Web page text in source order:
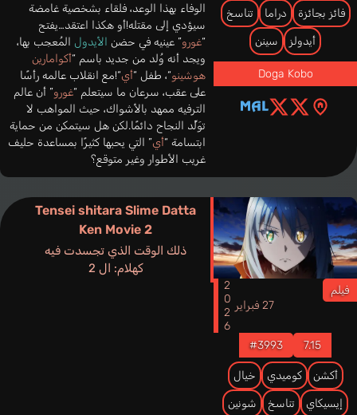
فائز بجائزة دراما تناسخ
أيدولز سينن
Doga Kobo
الوفاء بهذا الوعد، فلقاء بشخصية غامضة
سيؤدي إلى مقتله!أو هكذا اعتقد…يفتح
“غورو” عينيه في حضن الأيدول المُعجب بها،
ويجد أنه وُلد من جديد باسم “أكوامارين
هوشينو“، طفل “أي“!مع انقلاب عالمه رأسًا
على عقب، سرعان ما سيتعلم “غورو” أن عالم
الترفيه ممهد بالأشواك، حيث المواهب لا
توَلِّد النجاح دائمًا.لكن هل سيتمكن من حماية
ابتسامة “أي” التي يحبها كثيرًا بمساعدة حليف
غريب الأطوار وغير متوقع؟
Tensei shitara Slime Datta
Ken Movie 2
ذلك الوقت الذي تجسدت فيه
كهلام: ال 2
فيلم
27 فبراير
2026
7.15
#3993
أكشن كوميدي خيال
إيسيكاي تناسخ شونين